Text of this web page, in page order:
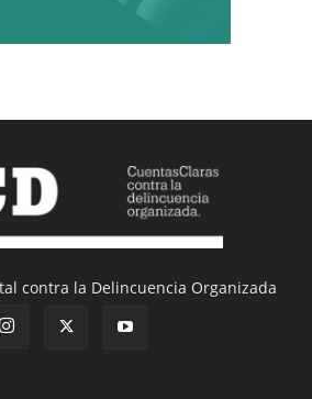
contra la Delincuencia Organizada